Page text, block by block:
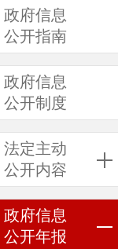
政府信息
公开指南
政府信息
公开制度
法定主动
公开内容
政府信息
公开年报